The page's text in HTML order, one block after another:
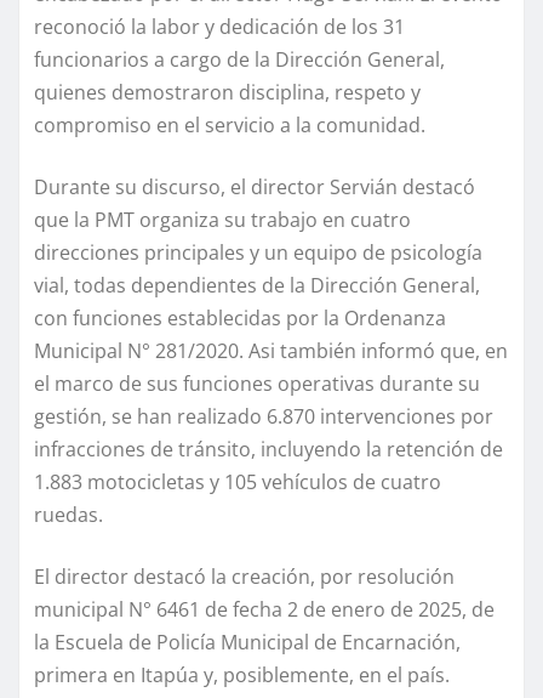
reconoció la labor y dedicación de los 31
funcionarios a cargo de la Dirección General,
quienes demostraron disciplina, respeto y
compromiso en el servicio a la comunidad.
Durante su discurso, el director Servián destacó
que la PMT organiza su trabajo en cuatro
direcciones principales y un equipo de psicología
vial, todas dependientes de la Dirección General,
con funciones establecidas por la Ordenanza
Municipal N° 281/2020. Asi también informó que, en
el marco de sus funciones operativas durante su
gestión, se han realizado 6.870 intervenciones por
infracciones de tránsito, incluyendo la retención de
1.883 motocicletas y 105 vehículos de cuatro
ruedas.
El director destacó la creación, por resolución
municipal N° 6461 de fecha 2 de enero de 2025, de
la Escuela de Policía Municipal de Encarnación,
primera en Itapúa y, posiblemente, en el país.